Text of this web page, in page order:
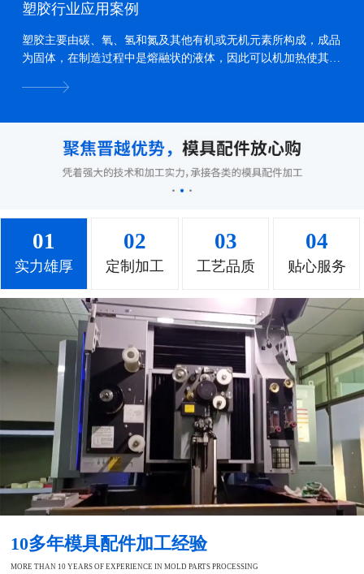
塑胶行业应用案例
塑胶主要由碳、氧、氢和氮及其他有机或无机元素所构成，成品
为固体，在制造过程中是熔融状的液体，因此可以机加热使其熔
01
实力雄厚
02
定制加工
03
工艺品质
04
贴心服务
10多年模具配件加工经验
MORE THAN 10 YEARS OF EXPERIENCE IN MOLD PARTS PROCESSING